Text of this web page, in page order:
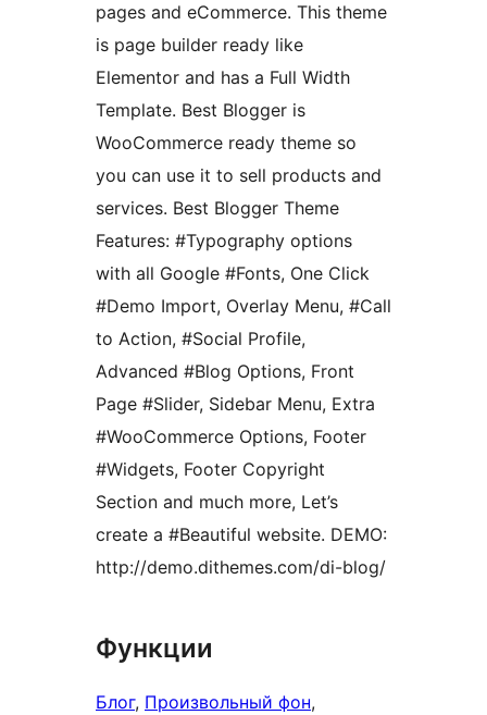
pages and eCommerce. This theme
is page builder ready like
Elementor and has a Full Width
Template. Best Blogger is
WooCommerce ready theme so
you can use it to sell products and
services. Best Blogger Theme
Features: #Typography options
with all Google #Fonts, One Click
#Demo Import, Overlay Menu, #Call
to Action, #Social Profile,
Advanced #Blog Options, Front
Page #Slider, Sidebar Menu, Extra
#WooCommerce Options, Footer
#Widgets, Footer Copyright
Section and much more, Let’s
create a #Beautiful website. DEMO:
http://demo.dithemes.com/di-blog/
Функции
Блог, Произвольный фон